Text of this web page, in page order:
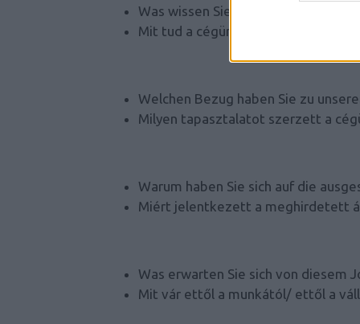
Was wissen Sie über unser
Mit tud a cégünkről?
Welchen Bezug haben Sie zu
Milyen tapasztalatot szerzett a
Warum haben Sie sich auf die
Miért jelentkezett a meghirdetett
Was erwarten Sie sich von diesem
Mit vár ettől a munkától/ ettől a